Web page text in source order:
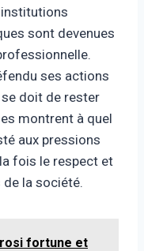
sont devenues
ses actions
doit de rester
montrent à quel
aux pressions
fois le respect et
la société.
fortune et